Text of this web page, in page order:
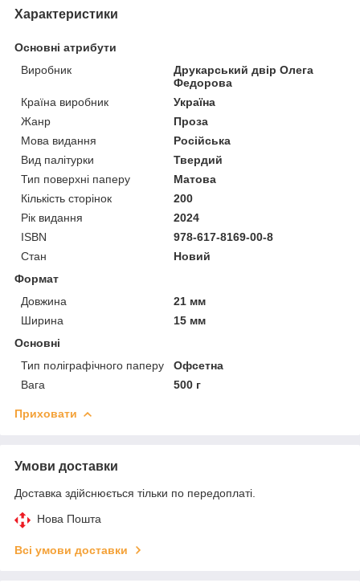
Характеристики
Основні атрибути
Виробник
Друкарський двір Олега
Федорова
Країна виробник
Україна
Жанр
Проза
Мова видання
Російська
Вид палітурки
Твердий
Тип поверхні паперу
Матова
Кількість сторінок
200
Рік видання
2024
ISBN
978-617-8169-00-8
Стан
Новий
Формат
Довжина
21 мм
Ширина
15 мм
Основні
Тип поліграфічного паперу
Офсетна
Вага
500 г
Приховати
Умови доставки
Доставка здійснюється тільки по передоплаті.
Нова Пошта
Всі умови доставки